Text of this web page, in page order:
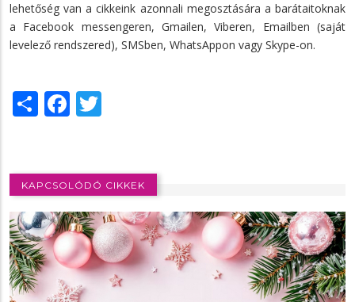
lehetőség van a cikkeink azonnali megosztására a barátaitoknak
a Facebook messengeren, Gmailen, Viberen, Emailben (saját
levelező rendszered), SMSben, WhatsAppon vagy Skype-on.
ShareFacebook
KAPCSOLÓDÓ CIKKEK